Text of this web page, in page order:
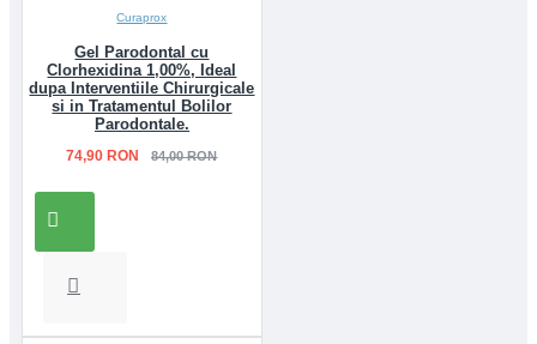
Curaprox
Gel Parodontal cu
Clorhexidina 1,00%, Ideal
dupa Interventiile Chirurgicale
si in Tratamentul Bolilor
Parodontale.
74,90 RON 84,00 RON